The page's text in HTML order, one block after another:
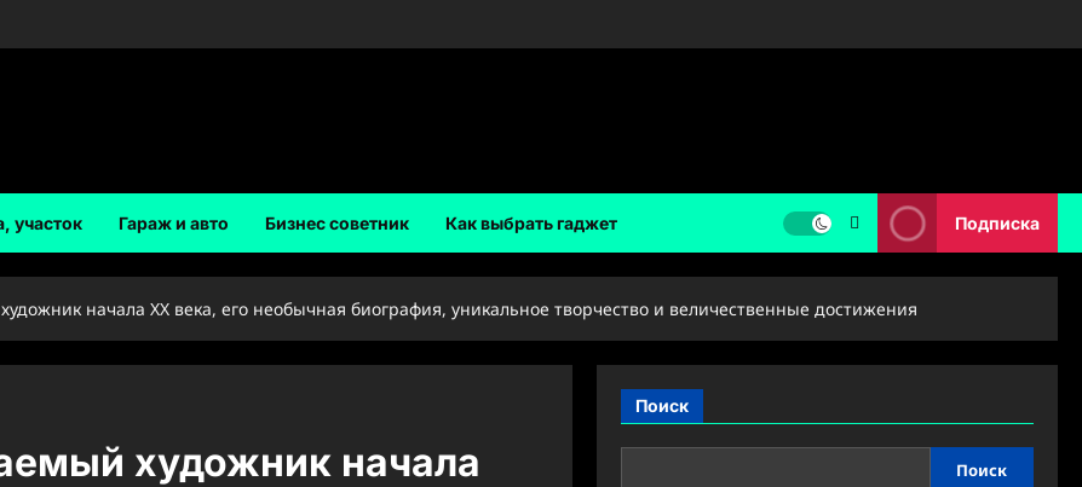
участок Гараж и авто Бизнес советник Как выбрать гаджет Подписка
начала XX века, его необычная биография, уникальное творчество и величественные достижения
художник начала
Поиск
Поиск